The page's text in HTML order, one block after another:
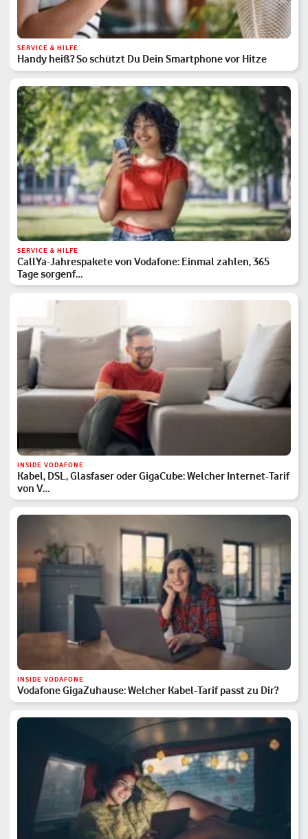
SERVICE & HILFE
Handy heiß? So schützt Du Dein Smartphone vor Hitze
SERVICE & HILFE
CallYa-Jahrespakete von Vodafone: Einmal zahlen, 365
Tage sorgenf…
INSIDE VODAFONE
Kabel, DSL, Glasfaser oder GigaCube: Welcher Internet-Tarif
von V…
INSIDE VODAFONE
Vodafone GigaZuhause: Welcher Kabel-Tarif passt zu Dir?